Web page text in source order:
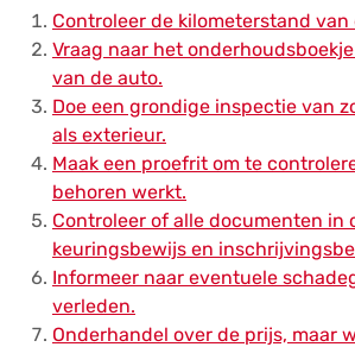
Controleer de kilometerstand van
Vraag naar het
van de auto.
Doe een grondige inspectie van
als exterieur.
Maak een proefrit om te
behoren werkt.
Controleer of alle documenten in
keuringsbewijs en
Informeer naar eventuele
verleden.
Onderhandel over de prijs, maar